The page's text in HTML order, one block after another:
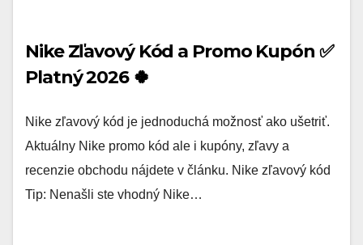
Nike Zľavový Kód a Promo Kupón ✅
Platný 2026 🍀
Nike zľavový kód je jednoduchá možnosť ako ušetriť.
Aktuálny Nike promo kód ale i kupóny, zľavy a
recenzie obchodu nájdete v článku. Nike zľavový kód
Tip: Nenašli ste vhodný Nike…